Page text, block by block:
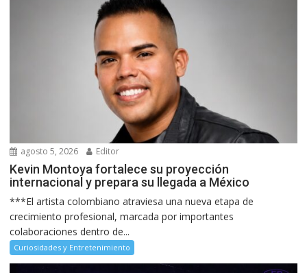
agosto 5, 2026 Editor
Kevin Montoya fortalece su proyección
internacional y prepara su llegada a México
***El artista colombiano atraviesa una nueva etapa de
crecimiento profesional, marcada por importantes
colaboraciones dentro de...
Curiosidades y Entretenimiento